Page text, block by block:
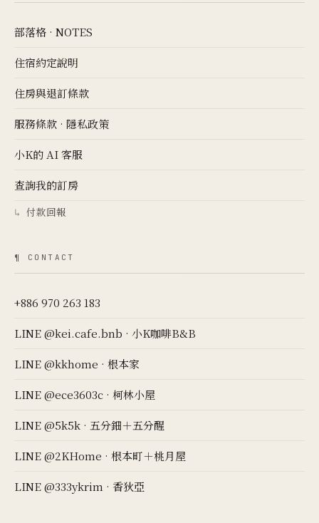
部落格 · NOTES
住宿約定說明
住房與退訂條款
服務條款 · 隱私政策
小K的 AI 客服
查詢我的訂房
↳ 付款回報
¶ CONTACT
+886 970 263 183
LINE @kei.cafe.bnb · 小K咖啡B&B
LINE @kkhome · 根本家
LINE @ece3603c · 柯林小屋
LINE @5k5k · 五分鈿＋五分醒
LINE @2KHome · 根本町＋桃月屋
LINE @333ykrim · 香狄亞